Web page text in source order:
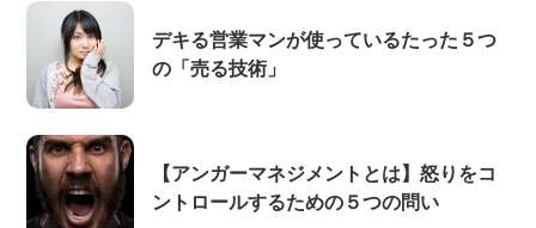
デキる営業マンが使っているたった５つ
の「売る技術」
【アンガーマネジメントとは】怒りをコ
ントロールするための５つの問い